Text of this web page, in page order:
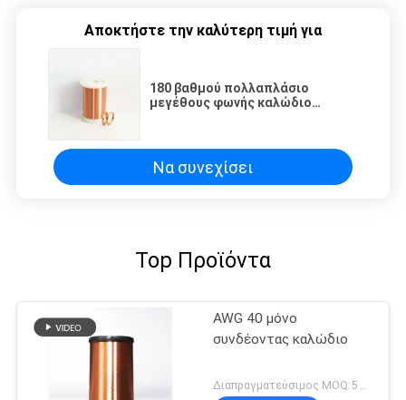
Αποκτήστε την καλύτερη τιμή για
180 βαθμού πολλαπλάσιο
μεγέθους φωνής καλώδιο
Να συνεχίσει
Top Προϊόντα
AWG 40 μόνο
συνδέοντας καλώδιο
Διαπραγματεύσιμος MOQ:5 χιλιόγραμμο/χιλιόγραμμα